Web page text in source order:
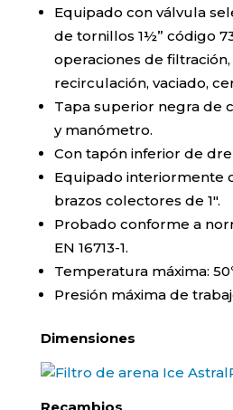
Equipado con válvula
de tornillos 1½” código
operaciones de
recirculación, vaciado,
Tapa superior negra de
y manómetro.
Con tapón inferior de
Equipado interiormente
brazos colectores de 1″.
Probado conforme a
EN 16713-1.
Temperatura máxima:
Presión máxima de
Dimensiones